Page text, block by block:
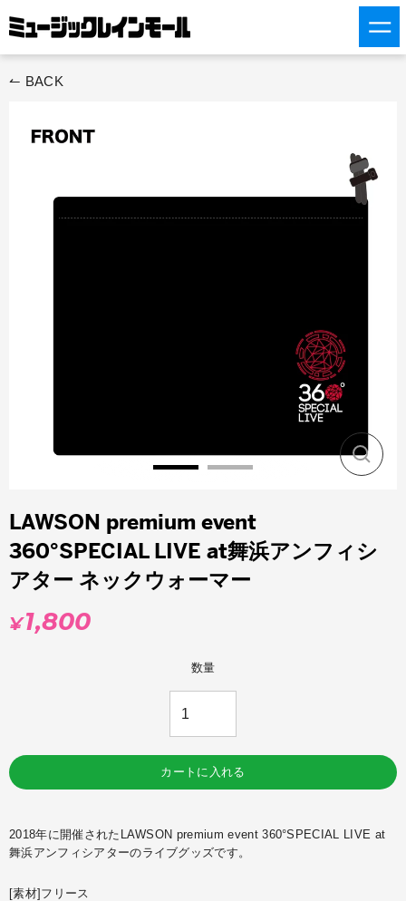
キ
す↼ BACK
閉
LAWSON premium event
360°SPECIAL LIVE at舞浜アンフィシ
アター ネックウォーマー
通
¥1,800
数量
カートに入れる
2018年に開催されたLAWSON premium event 360°SPECIAL LIVE at
舞浜アンフィシアターのライブグッズです。
[素材]フリース